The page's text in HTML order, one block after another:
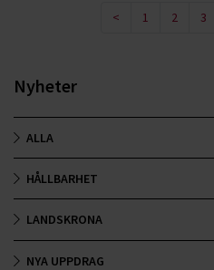
< 1 2 3
Nyheter
ALLA
HÅLLBARHET
LANDSKRONA
NYA UPPDRAG